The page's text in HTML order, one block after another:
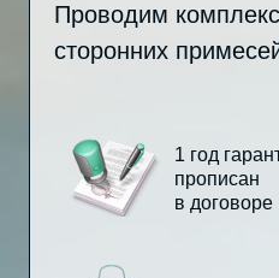
Проводим
сторонних
1 год
прописан
в договоре